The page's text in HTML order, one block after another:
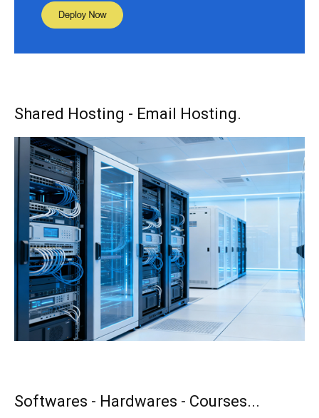
Shared Hosting - Email Hosting.
Softwares - Hardwares - Courses...